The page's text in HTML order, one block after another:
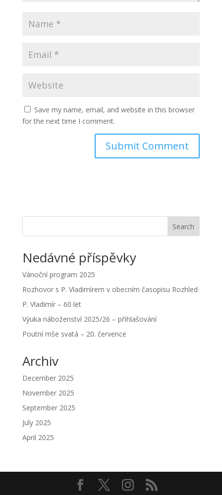
Save my name, email, and website in this browser
for the next time I comment.
Search
Nedávné příspěvky
Vánoční program 2025
Rozhovor s P. Vladimírem v obecním časopisu Rozhled
P. Vladimír – 60 let
Výuka náboženství 2025/26 – přihlašování
Poutní mše svatá – 20. července
Archiv
December 2025
November 2025
September 2025
July 2025
April 2025